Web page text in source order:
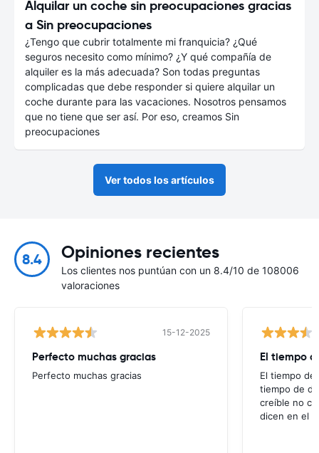
Alquilar un coche sin preocupaciones gracias
a Sin preocupaciones
¿Tengo que cubrir totalmente mi franquicia? ¿Qué
seguros necesito como mínimo? ¿Y qué compañía de
alquiler es la más adecuada? Son todas preguntas
complicadas que debe responder si quiere alquilar un
coche durante para las vacaciones. Nosotros pensamos
que no tiene que ser así. Por eso, creamos Sin
preocupaciones
Ver todos los artículos
8.4 Opiniones recientes
Los clientes nos puntúan con un 8.4/10 de 108006
valoraciones
15-12-2025
Perfecto muchas gracias
Perfecto muchas gracias
El tiempo
El tiempo
tiempo de
creíble no
dicen en el